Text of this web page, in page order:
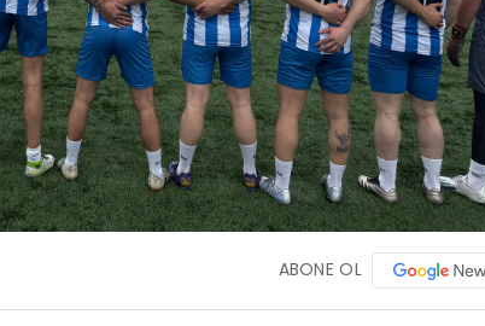
ABONE OL